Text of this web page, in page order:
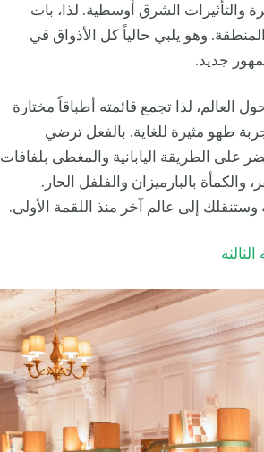
والتأثيرات الشرق أوسطية. لذا، بات
وهو يلبي حالياً كل الأذواق في
جديد.
لذا تجمع قائمته أطباقاً مختارة
طهو مثيرة للغاية. بالفعل ترضي
على الطريقة اليابانية والمغطى بلفافات
بالبارميزان والفلفل الحار.
إلى عالم آخر منذ اللقمة الأولى.